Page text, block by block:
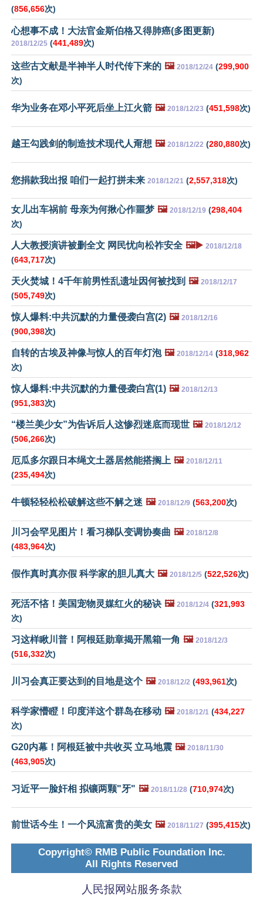
(856,656次)
心想事不成！大法官金斯伯格又得肺癌(多图更新)
2018/12/25 (441,489次)
这些古文献是半神半人时代传下来的 🖼️ 2018/12/24 (299,900
次)
华为业务在邓小平死后坐上江火箭 🖼️ 2018/12/23 (451,598次)
越王勾践剑的制造技术现代人甭想 🖼️ 2018/12/22 (280,880次)
您捐款我出报 咱们一起打拼未来 2018/12/21 (2,557,318次)
女儿出车祸前 母亲为何揪心作噩梦 🖼️ 2018/12/19 (298,404
次)
人大教授演讲被删全文 网民忧向松祚安全 🖼️▶️ 2018/12/18
(643,717次)
天火焚城！4千年前男性乱遗址因何被找到 🖼️ 2018/12/17
(505,749次)
惊人爆料:中共沉默的力量侵袭白宫(2) 🖼️ 2018/12/16
(900,398次)
自转的古埃及神像与惊人的百年灯泡 🖼️ 2018/12/14 (318,962
次)
惊人爆料:中共沉默的力量侵袭白宫(1) 🖼️ 2018/12/13
(951,383次)
“楼兰美少女”为告诉后人这惨烈迷底而现世 🖼️ 2018/12/12
(506,266次)
厄瓜多尔跟日本绳文土器居然能搭搁上 🖼️ 2018/12/11
(235,494次)
牛顿轻轻松松破解这些不解之迷 🖼️ 2018/12/9 (563,200次)
川习会罕见图片！看习梯队变调协奏曲 🖼️ 2018/12/8
(483,964次)
假作真时真亦假 科学家的胆儿真大 🖼️ 2018/12/5 (522,526次)
死活不悋！美国宠物灵媒红火的秘诀 🖼️ 2018/12/4 (321,993
次)
习这样瞅川普！阿根廷勋章揭开黑箱一角 🖼️ 2018/12/3
(516,332次)
川习会真正要达到的目地是这个 🖼️ 2018/12/2 (493,961次)
科学家懵瞪！印度洋这个群岛在移动 🖼️ 2018/12/1 (434,227
次)
G20内幕！阿根廷被中共收买 立马地震 🖼️ 2018/11/30
(463,905次)
习近平一脸奸相 拟镶两颗"牙" 🖼️ 2018/11/28 (710,974次)
前世话今生！一个风流富贵的美女 🖼️ 2018/11/27 (395,415次)
Copyright© RMB Public Foundation Inc.
All Rights Reserved
人民报网站服务条款